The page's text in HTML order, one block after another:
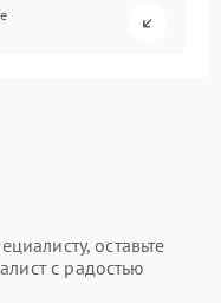
оставьте
с радостью